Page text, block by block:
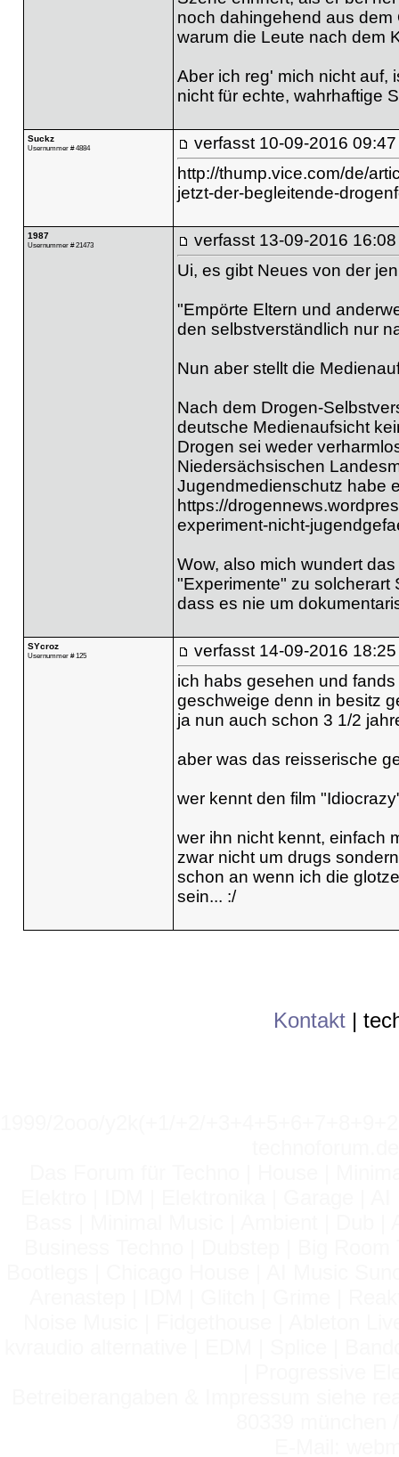
noch dahingehend aus
warum die Leute nach dem
Aber ich reg' mich nicht auf,
nicht für echte, wahrhaftige
Suckz
Usernummer # 4884 verfasst 10-09-2016 09:47
http://thump.vice.com/de/
jetzt-der-begleitende-
1987
Usernummer # 21473 verfasst 13-09-2016 16:08
Ui, es gibt Neues von der
"Empörte Eltern und
den selbstverständlich nur
Nun aber stellt die
Nach dem Drogen-
deutsche Medienaufsicht
Drogen sei weder
Niedersächsischen
Jugendmedienschutz habe
https://
experiment-nicht-
Wow, also mich wundert
"Experimente" zu solcherart
dass es nie um
SYcroz
Usernummer # 125 verfasst 14-09-2016 18:25
ich habs gesehen und
geschweige denn in besitz
ja nun auch schon 3 1/2
aber was das reisserische
wer kennt den film
wer ihn nicht kennt, einfach
zwar nicht um drugs
schon an wenn ich die
sein... :/
Kontakt |